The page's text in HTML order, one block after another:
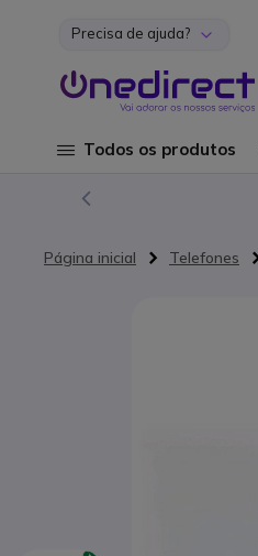
Ir para o Conteúdo
Precisa de ajuda?
Todos os produtos
Página inicial Telefones